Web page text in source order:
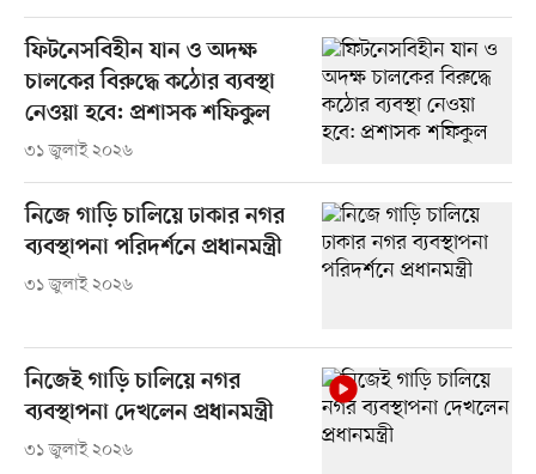
ফিটনেসবিহীন যান ও অদক্ষ
চালকের বিরুদ্ধে কঠোর ব্যবস্থা
নেওয়া হবে: প্রশাসক শফিকুল
৩১ জুলাই ২০২৬
নিজে গাড়ি চালিয়ে ঢাকার নগর
ব্যবস্থাপনা পরিদর্শনে প্রধানমন্ত্রী
৩১ জুলাই ২০২৬
নিজেই গাড়ি চালিয়ে নগর
ব্যবস্থাপনা দেখলেন প্রধানমন্ত্রী
৩১ জুলাই ২০২৬